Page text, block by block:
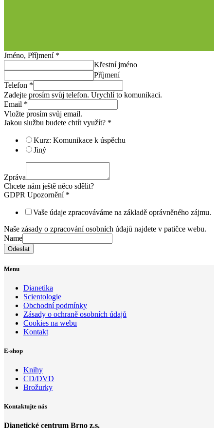
Jméno, Příjmení *
Křestní jméno
Příjmení
Telefon *
Zadejte prosím svůj telefon. Urychlí to komunikaci.
Email *
Vložte prosím svůj email.
Jakou službu budete chtít využít? *
Kurz: Komunikace k úspěchu
Jiný
Zpráva
Chcete nám ještě něco sdělit?
GDPR Upozornění *
Vaše údaje zpracováváme na základě oprávněného zájmu.
Naše zásady o zpracování osobních údajů najdete v patičce webu.
Name
Odeslat
Menu
Dianetika
Scientologie
Obchodní podmínky
Zásady o ochraně osobních údajů
Cookies na webu
Kontakt
E-shop
Knihy
CD/DVD
Brožurky
Kontaktujte nás
Dianetické centrum Brno z.s.